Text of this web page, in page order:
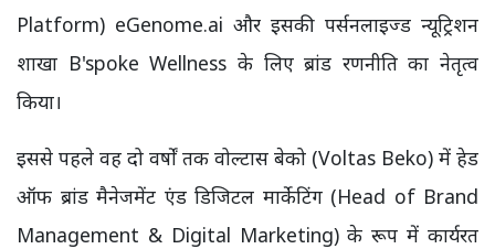
Platform) eGenome.ai और इसकी पर्सनलाइज्ड न्यूट्रिशन
शाखा B'spoke Wellness के लिए ब्रांड रणनीति का नेतृत्व
किया।
इससे पहले वह दो वर्षों तक वोल्टास बेको (Voltas Beko) में हेड
ऑफ ब्रांड मैनेजमेंट एंड डिजिटल मार्केटिंग (Head of Brand
Management & Digital Marketing) के रूप में कार्यरत